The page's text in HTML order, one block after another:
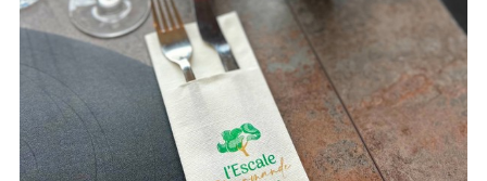
€0.00
Dans:Objet publicitaire